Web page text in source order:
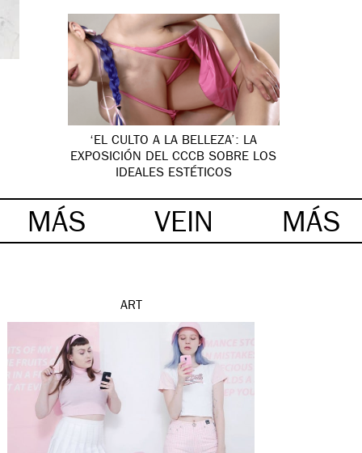
‘EL CULTO A LA BELLEZA’: LA
EXPOSICIÓN DEL CCCB SOBRE LOS
IDEALES ESTÉTICOS
MÁS VEIN MÁS
ART